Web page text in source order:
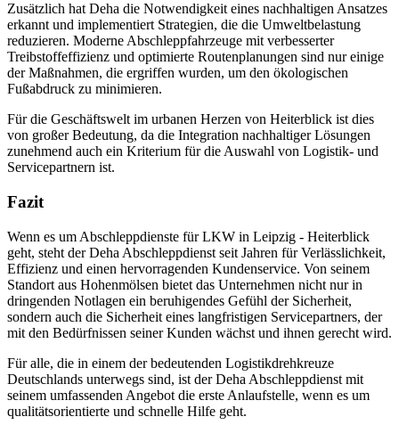
Zusätzlich hat Deha die Notwendigkeit eines nachhaltigen Ansatzes
erkannt und implementiert Strategien, die die Umweltbelastung
reduzieren. Moderne Abschleppfahrzeuge mit verbesserter
Treibstoffeffizienz und optimierte Routenplanungen sind nur einige
der Maßnahmen, die ergriffen wurden, um den ökologischen
Fußabdruck zu minimieren.
Für die Geschäftswelt im urbanen Herzen von Heiterblick ist dies
von großer Bedeutung, da die Integration nachhaltiger Lösungen
zunehmend auch ein Kriterium für die Auswahl von Logistik- und
Servicepartnern ist.
Fazit
Wenn es um Abschleppdienste für LKW in Leipzig - Heiterblick
geht, steht der Deha Abschleppdienst seit Jahren für Verlässlichkeit,
Effizienz und einen hervorragenden Kundenservice. Von seinem
Standort aus Hohenmölsen bietet das Unternehmen nicht nur in
dringenden Notlagen ein beruhigendes Gefühl der Sicherheit,
sondern auch die Sicherheit eines langfristigen Servicepartners, der
mit den Bedürfnissen seiner Kunden wächst und ihnen gerecht wird.
Für alle, die in einem der bedeutenden Logistikdrehkreuze
Deutschlands unterwegs sind, ist der Deha Abschleppdienst mit
seinem umfassenden Angebot die erste Anlaufstelle, wenn es um
qualitätsorientierte und schnelle Hilfe geht.